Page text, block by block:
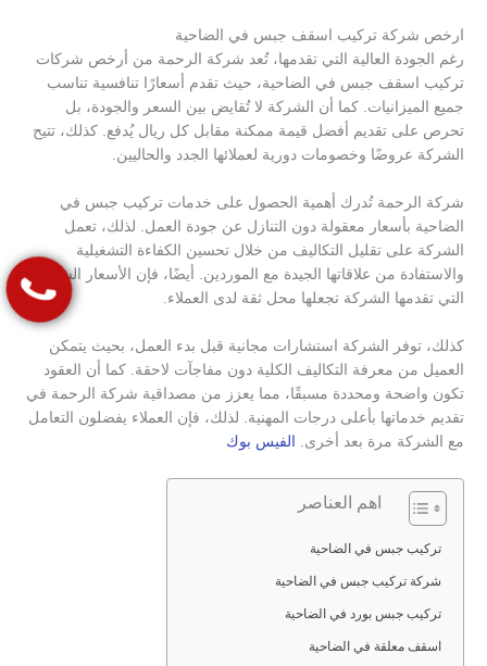
ارخص شركة تركيب اسقف جبس في الضاحية
رغم الجودة العالية التي تقدمها، تُعد شركة الرحمة من أرخص شركات
تركيب اسقف جبس في الضاحية، حيث تقدم أسعارًا تنافسية تناسب
جميع الميزانيات. كما أن الشركة لا تُقايض بين السعر والجودة، بل
تحرص على تقديم أفضل قيمة ممكنة مقابل كل ريال يُدفع. كذلك، تتيح
الشركة عروضًا وخصومات دورية لعملائها الجدد والحاليين.
شركة الرحمة تُدرك أهمية الحصول على خدمات تركيب جبس في
الضاحية بأسعار معقولة دون التنازل عن جودة العمل. لذلك، تعمل
الشركة على تقليل التكاليف من خلال تحسين الكفاءة التشغيلية
والاستفادة من علاقاتها الجيدة مع الموردين. أيضًا، فإن الأسعار الشفافة
التي تقدمها الشركة تجعلها محل ثقة لدى العملاء.
كذلك، توفر الشركة استشارات مجانية قبل بدء العمل، بحيث يتمكن
العميل من معرفة التكاليف الكلية دون مفاجآت لاحقة. كما أن العقود
تكون واضحة ومحددة مسبقًا، مما يعزز من مصداقية شركة الرحمة في
تقديم خدماتها بأعلى درجات المهنية. لذلك، فإن العملاء يفضلون التعامل
مع الشركة مرة بعد أخرى. الفيس بوك
اهم العناصر
تركيب جبس في الضاحية
شركة تركيب جبس في الضاحية
تركيب جبس بورد في الضاحية
اسقف معلقة في الضاحية